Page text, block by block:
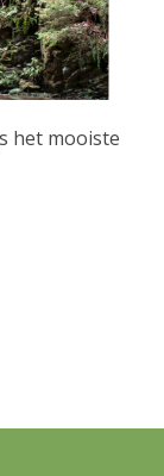
het mooiste